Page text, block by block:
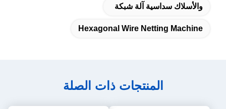
والأسلاك سداسية آلة شبكة
Hexagonal Wire Netting Machine
المنتجات ذات الصلة